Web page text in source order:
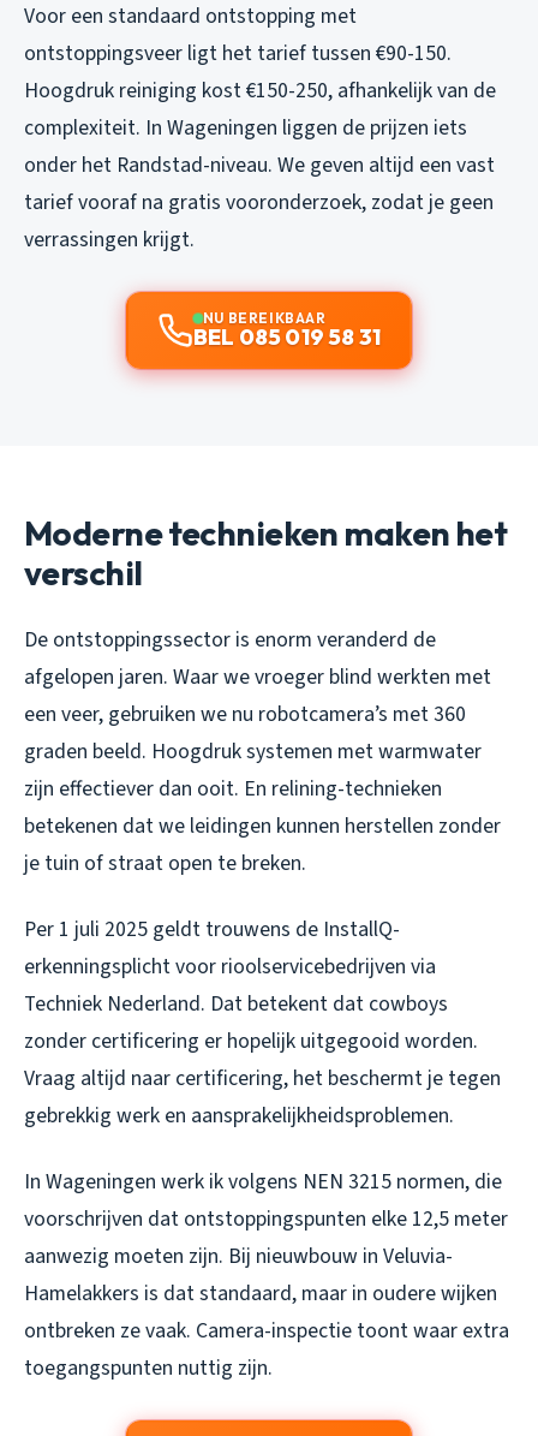
Voor een standaard ontstopping met
ontstoppingsveer ligt het tarief tussen €90-150.
Hoogdruk reiniging kost €150-250, afhankelijk van de
complexiteit. In Wageningen liggen de prijzen iets
onder het Randstad-niveau. We geven altijd een vast
tarief vooraf na gratis vooronderzoek, zodat je geen
verrassingen krijgt.
NU BEREIKBAAR
BEL 085 019 58 31
Moderne technieken maken het
verschil
De ontstoppingssector is enorm veranderd de
afgelopen jaren. Waar we vroeger blind werkten met
een veer, gebruiken we nu robotcamera’s met 360
graden beeld. Hoogdruk systemen met warmwater
zijn effectiever dan ooit. En relining-technieken
betekenen dat we leidingen kunnen herstellen zonder
je tuin of straat open te breken.
Per 1 juli 2025 geldt trouwens de InstallQ-
erkenningsplicht voor rioolservicebedrijven via
Techniek Nederland. Dat betekent dat cowboys
zonder certificering er hopelijk uitgegooid worden.
Vraag altijd naar certificering, het beschermt je tegen
gebrekkig werk en aansprakelijkheidsproblemen.
In Wageningen werk ik volgens NEN 3215 normen, die
voorschrijven dat ontstoppingspunten elke 12,5 meter
aanwezig moeten zijn. Bij nieuwbouw in Veluvia-
Hamelakkers is dat standaard, maar in oudere wijken
ontbreken ze vaak. Camera-inspectie toont waar extra
toegangspunten nuttig zijn.